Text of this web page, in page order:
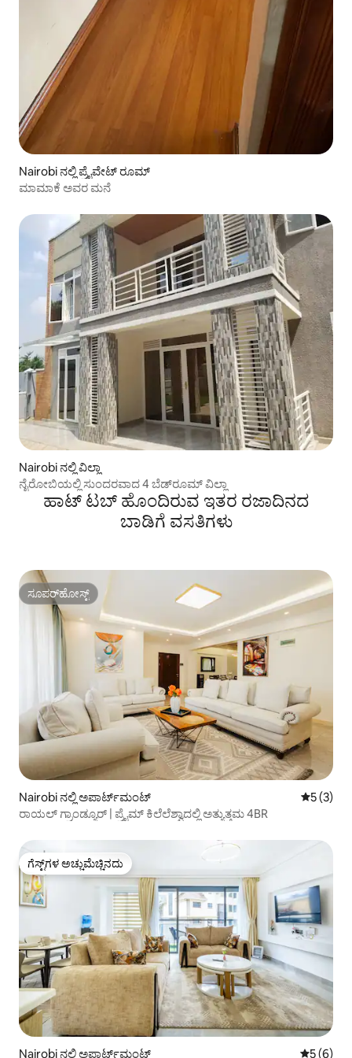
Nairobi ನಲ್ಲಿ ಪ್ರೈವೇಟ್ ರೂಮ್
ಮಾಮಾಕೆ ಅವರ ಮನೆ
Nairobi ನಲ್ಲಿ ವಿಲ್ಲಾ
ನೈರೋಬಿಯಲ್ಲಿ ಸುಂದರವಾದ 4 ಬೆಡ್‌ರೂಮ್ ವಿಲ್ಲಾ
ಹಾಟ್ ಟಬ್ ಹೊಂದಿರುವ ಇತರ ರಜಾದಿನದ
ಬಾಡಿಗೆ ವಸತಿಗಳು
ಸೂಪರ್‌ಹೋಸ್ಟ್
ಸೂಪರ್‌ಹೋಸ್ಟ್
Nairobi ನಲ್ಲಿ ಅಪಾರ್ಟ್‌ಮಂಟ್ 5 ರಲ್ಲಿ 5
5 (3)
ರಾಯಲ್ ಗ್ರಾಂಡ್ಯೂರ್ | ಪ್ರೈಮ್ ಕಿಲೆಲೆಶ್ವಾದಲ್ಲಿ ಅತ್ಯುತ್ತಮ 4BR
ಗೆಸ್ಟ್‌ಗಳ ಅಚ್ಚುಮೆಚ್ಚಿನದು
ಗೆಸ್ಟ್‌ಗಳ ಅಚ್ಚುಮೆಚ್ಚಿನದು
Nairobi ನಲ್ಲಿ ಅಪಾರ್ಟ್‌ಮಂಟ್ 5 ರಲ್ಲಿ 5
5 (6)